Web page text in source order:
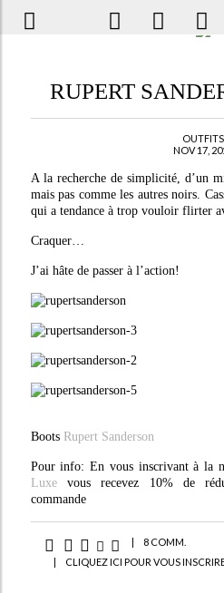
RUPERT
OUTFITS
NOV 17,
A la recherche de simplicité, d’un
mais pas comme les autres noirs.
qui a tendance à trop vouloir flirter
Craquer…
J’ai hâte de passer à l’action!
Boots Rupert Sanderson
Pour info: En vous inscrivant à la
Luxevous recevez 10% de
commande
|
8 COMM.
|
CLIQUEZ ICI POUR VOUS